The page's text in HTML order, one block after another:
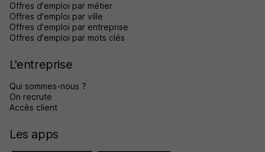
Offres d'emploi par métier
Offres d'emploi par ville
Offres d'emploi par entreprise
Offres d'emploi par mots clés
L'entreprise
Qui sommes-nous ?
On recrute
Accès client
Les apps